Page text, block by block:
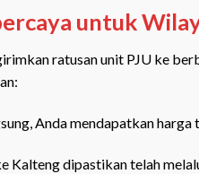
untuk
ratusan unit PJU ke
Anda mendapatkan
Kalteng dipastikan telah